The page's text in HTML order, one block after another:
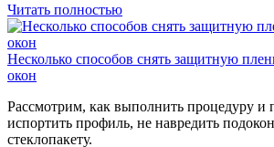
Читать полностью
Несколько способов снять защитную
окон
Рассмотрим, как выполнить процедуру и
испортить профиль, не навредить
стеклопакету.